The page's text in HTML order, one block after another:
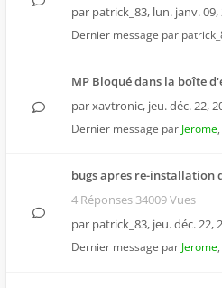
par patrick_83, lun. janv. 09,
Dernier message par
MP Bloqué dans la boîte
parxavtronic, jeu. déc. 22,
Dernier message par Jerome,
bugs apres re-installation
4 Réponses 34009 Vues
par patrick_83, jeu. déc. 22,
Dernier message par Jerome,